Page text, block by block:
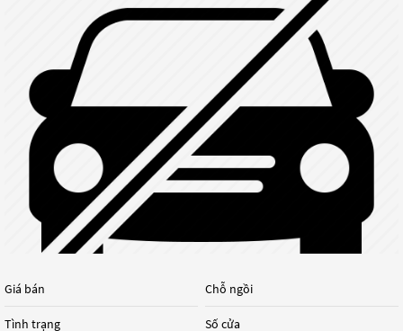
Giá bán
Tình trạng
Chỗ ngồi
Số cửa